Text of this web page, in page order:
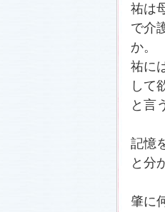
祐は
で介
か。
祐に
して
と言
記憶
と分
肇に